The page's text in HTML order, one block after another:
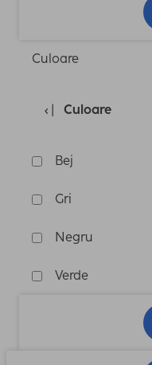
Culoare
Culoare
Bej
Gri
Negru
Verde